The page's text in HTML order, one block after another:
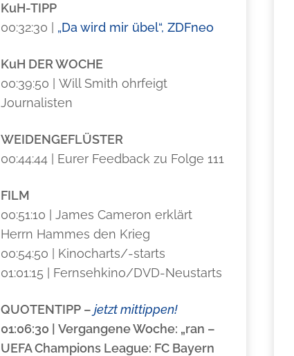
KuH-TIPP
00:32:30 | „Da wird mir übel“, ZDFneo
KuH DER WOCHE
00:39:50 | Will Smith ohrfeigt
Journalisten
WEIDENGEFLÜSTER
00:44:44 | Eurer Feedback zu Folge 111
FILM
00:51:10 | James Cameron erklärt
Herrn Hammes den Krieg
00:54:50 | Kinocharts/-starts
01:01:15 | Fernsehkino/DVD-Neustarts
QUOTENTIPP– jetzt mittippen!
01:06:30 | Vergangene Woche: „ran –
UEFA Champions League: FC Bayern